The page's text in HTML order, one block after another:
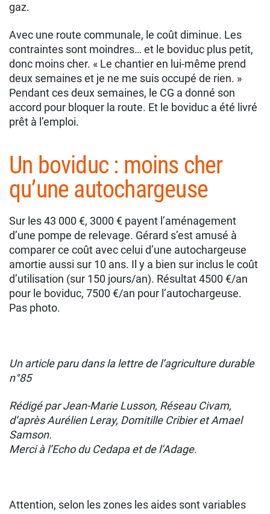
gaz.
Avec une route communale, le coût diminue. Les
contraintes sont moindres… et le boviduc plus petit,
donc moins cher. « Le chantier en lui-même prend
deux semaines et je ne me suis occupé de rien. »
Pendant ces deux semaines, le CG a donné son
accord pour bloquer la route. Et le boviduc a été livré
prêt à l’emploi.
Un boviduc : moins cher
qu’une autochargeuse
Sur les 43 000 €, 3000 € payent l’aménagement
d’une pompe de relevage. Gérard s’est amusé à
comparer ce coût avec celui d’une autochargeuse
amortie aussi sur 10 ans. Il y a bien sur inclus le coût
d’utilisation (sur 150 jours/an). Résultat 4500 €/an
pour le boviduc, 7500 €/an pour l’autochargeuse.
Pas photo.
Un articleparu dans la lettre de l’agriculture durable
n°85
Rédigé par Jean-Marie Lusson, Réseau Civam,
d’après Aurélien Leray, Domitille Cribier et Amael
Samson.
Merci à l’Echo du Cedapa et de l’Adage.
Attention, selon les zones les aides sont variables